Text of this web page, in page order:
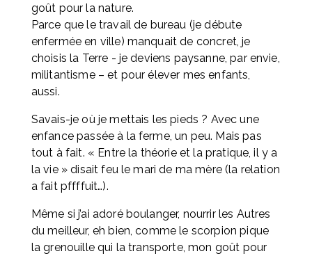
goût pour la nature.
Parce que le travail de bureau (je débute
enfermée en ville) manquait de concret, je
choisis la Terre - je deviens paysanne, par envie,
militantisme – et pour élever mes enfants,
aussi.
Savais-je où je mettais les pieds ? Avec une
enfance passée à la ferme, un peu. Mais pas
tout à fait. « Entre la théorie et la pratique, il y a
la vie » disait feu le mari de ma mère (la relation
a fait pffffuit…).
Même si j’ai adoré boulanger, nourrir les Autres
du meilleur, eh bien, comme le scorpion pique
la grenouille qui la transporte, mon goût pour